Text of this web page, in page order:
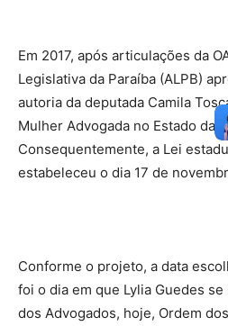
Em 2017, após articulações da
Legislativa da Paraíba (ALPB)
autoria da deputada Camila
Mulher Advogada no Estado da
Consequentemente, a Lei
estabeleceu o dia 17 de
Conforme o projeto, a data
foi o dia em que Lylia Guedes
dos Advogados, hoje, Ordem